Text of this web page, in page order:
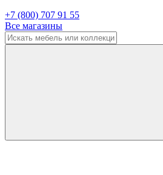
+7 (800) 707 91 55
Все магазины